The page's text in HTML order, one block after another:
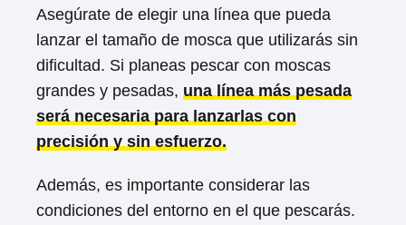
Asegúrate de elegir una línea que pueda
lanzar el tamaño de mosca que utilizarás sin
dificultad. Si planeas pescar con moscas
grandes y pesadas, una línea más pesada
será necesaria para lanzarlas con
precisión y sin esfuerzo.
Además, es importante considerar las
condiciones del entorno en el que pescarás.